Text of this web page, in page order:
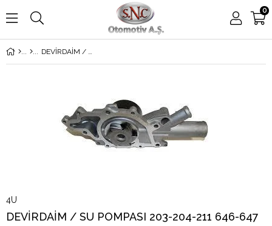
0
DEVİRDAİM / SU POMPASI 203-204-211 646-647
4U
DEVİRDAİM / SU POMPASI 203-204-211 646-647